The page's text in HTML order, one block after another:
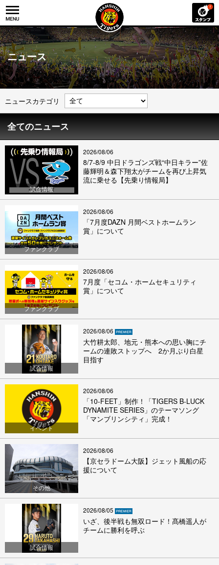
ニュース
ニュースカテゴリ
全てのニュース
試合情報
2026/08/06
8/7-8/9 中日ドラゴンズ戦“中日キラー”佐
藤輝明＆森下翔太がチームを再び上昇気
流に乗せる【先乗り情報局】
ファンクラブ
2026/08/06
「7月度DAZN 月間ベストホームラン
賞」について
ファンクラブ
2026/08/06
7月度「セコム・ホームセキュリティ
賞」について
試合情報
2026/08/06
大竹耕太郎、地元・熊本への思い胸にチ
ームの連敗ストップへ 2か月ぶり白星
目指す
イベント
2026/08/06
「10-FEET」制作！「TIGERS B-LUCK
DYNAMITE SERIES」のテーマソング
「マンブリンシティ」完成！
その他
2026/08/06
【京セラドーム大阪】ジェット風船の応
援について
試合情報
2026/08/05
いざ、後半戦も無双ロード！髙橋遥人が
チームに勝利を呼ぶ